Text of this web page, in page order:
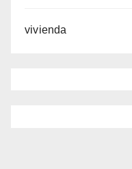
vivienda